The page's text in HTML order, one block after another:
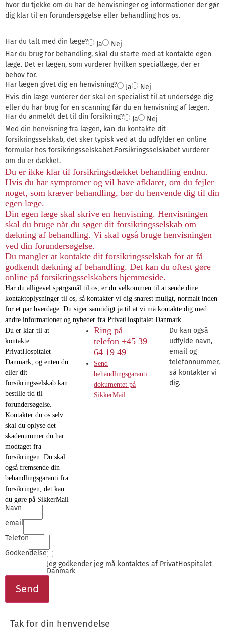
hvor du tjekke om du har de henvisninger og informationer der gør
dig klar til en forundersøgelse eller behandling hos os.
Har du talt med din læge? Ja
Nej
Har du brug for behandling, skal du starte med at kontakte egen
læge. Det er lægen, som vurderer hvilken speciallæge, der er
behov for.
Har lægen givet dig en henvisning?
Ja
Nej
Hvis din læge vurderer der skal en specialist til at undersøge dig
eller du har brug for en scanning får du en henvisning af lægen.
Har du anmeldt det til din forsikring?
Ja
Nej
Med din henvisning fra lægen, kan du kontakte dit
forsikringsselskab, det sker typisk ved at du udfylder en online
formular hos forsikringsselskabet.Forsikringsselskabet vurderer
om du er dækket.
Du er ikke klar til forsikringsdækket behandling endnu.
Hvis du har symptomer og vil have afklaret, om du fejler
noget, som kræver behandling, bør du henvende dig til din
egen læge.
Din egen læge skal skrive en henvisning. Henvisningen
skal du bruge når du søger dit forsikringsselskab om
dækning af behandling. Vi skal også bruge henvisningen
ved din forundersøgelse.
Du mangler at kontakte dit forsikringsselskab for at få
godkendt dækning af behandling. Det kan du oftest gøre
online på forsikringsselskabets hjemmeside.
Har du alligevel spørgsmål til os, er du velkommen til at sende dine
kontaktoplysninger til os, så kontakter vi dig snarest muligt, normalt inden
for et par hverdage. Du siger samtidigt ja til at vi må kontakte dig med
andre informationer og nyheder fra PrivatHospitalet Danmark
Du er klar til at
kontakte
PrivatHospitalet
Danmark, og enten du
eller dit
forsikringsselskab kan
bestille tid til
forundersøgelse.
Kontakter du os selv
skal du oplyse det
skadenummer du har
modtaget fra
forsikringen. Du skal
også fremsende din
behandlingsgaranti fra
forsikringen, det kan
du gøre på SikkerMail
Ring på
telefon +45 39
64 19 49
Send
behandlingsgaranti
dokumentet på
SikkerMail
Du kan også
udfylde navn,
email og
telefonnummer,
så kontakter vi
dig.
Navn
email
Telefon
Godkendelse
Jeg godkender jeg må kontaktes af PrivatHospitalet
Danmark
Send
Tak for din henvendelse